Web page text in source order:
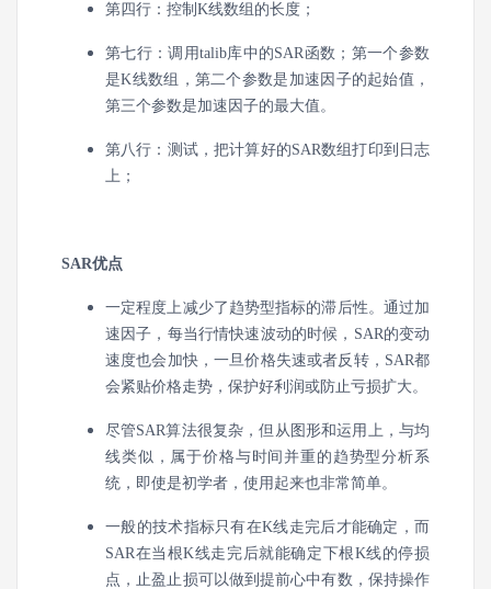
第四行：控制K线数组的长度；
第七行：调用talib库中的SAR函数；第一个参数
是K线数组，第二个参数是加速因子的起始值，
第三个参数是加速因子的最大值。
第八行：测试，把计算好的SAR数组打印到日志
上；
SAR优点
一定程度上减少了趋势型指标的滞后性。通过加
速因子，每当行情快速波动的时候，SAR的变动
速度也会加快，一旦价格失速或者反转，SAR都
会紧贴价格走势，保护好利润或防止亏损扩大。
尽管SAR算法很复杂，但从图形和运用上，与均
线类似，属于价格与时间并重的趋势型分析系
统，即使是初学者，使用起来也非常简单。
一般的技术指标只有在K线走完后才能确定，而
SAR在当根K线走完后就能确定下根K线的停损
点，止盈止损可以做到提前心中有数，保持操作